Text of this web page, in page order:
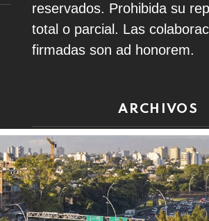
reservados. Prohibida su
total o parcial. Las
firmadas son ad honorem.
ARCHIVOS
Archivos